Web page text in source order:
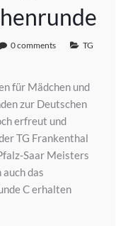
0 comments
TG
für Mädchen und
zur Deutschen
erfreut und
TG Frankenthal
Saar Meisters
das
C erhalten